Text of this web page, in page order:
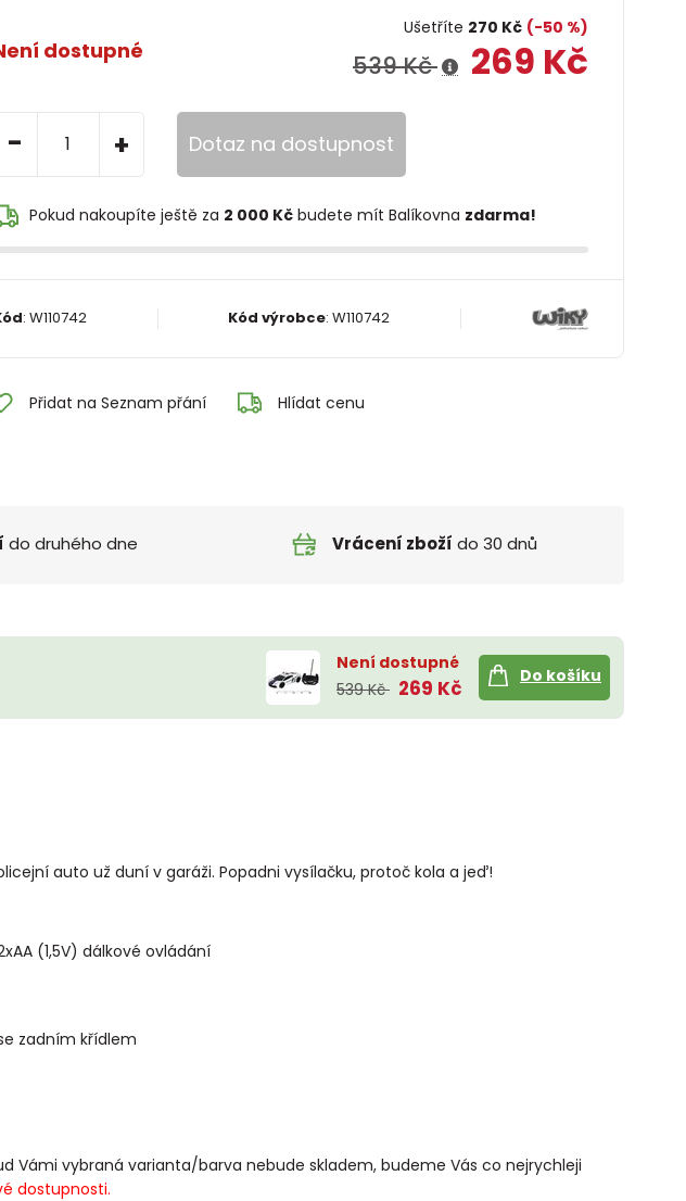
dostupné
Ušetříte 270 Kč (-50 %)
539 Kč 269 Kč
- + Dotaz na dostupnost
Pokud nakoupíte ještě za 2 000 Kčbudete mít Balíkovna zdarma!
: W110742 Kód výrobce:W110742
Přidat na Seznam přání Hlídat cenu
do druhého dne Vrácení zboží do 30 dnů
Není dostupné
539 Kč 269 Kč
Do košíku
auto už duní v garáži. Popadni vysílačku, protoč kola a jeď!
(1,5V) dálkové ovládání
zadním křídlem
Vámi vybraná varianta/barva nebude skladem, budeme Vás co nejrychleji
dostupnosti.